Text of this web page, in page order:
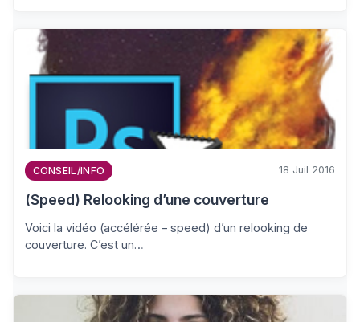
CONSEIL/INFO 18 Juil 2016
(Speed) Relooking d’une couverture
Voici la vidéo (accélérée – speed) d’un relooking de
couverture. C’est un…